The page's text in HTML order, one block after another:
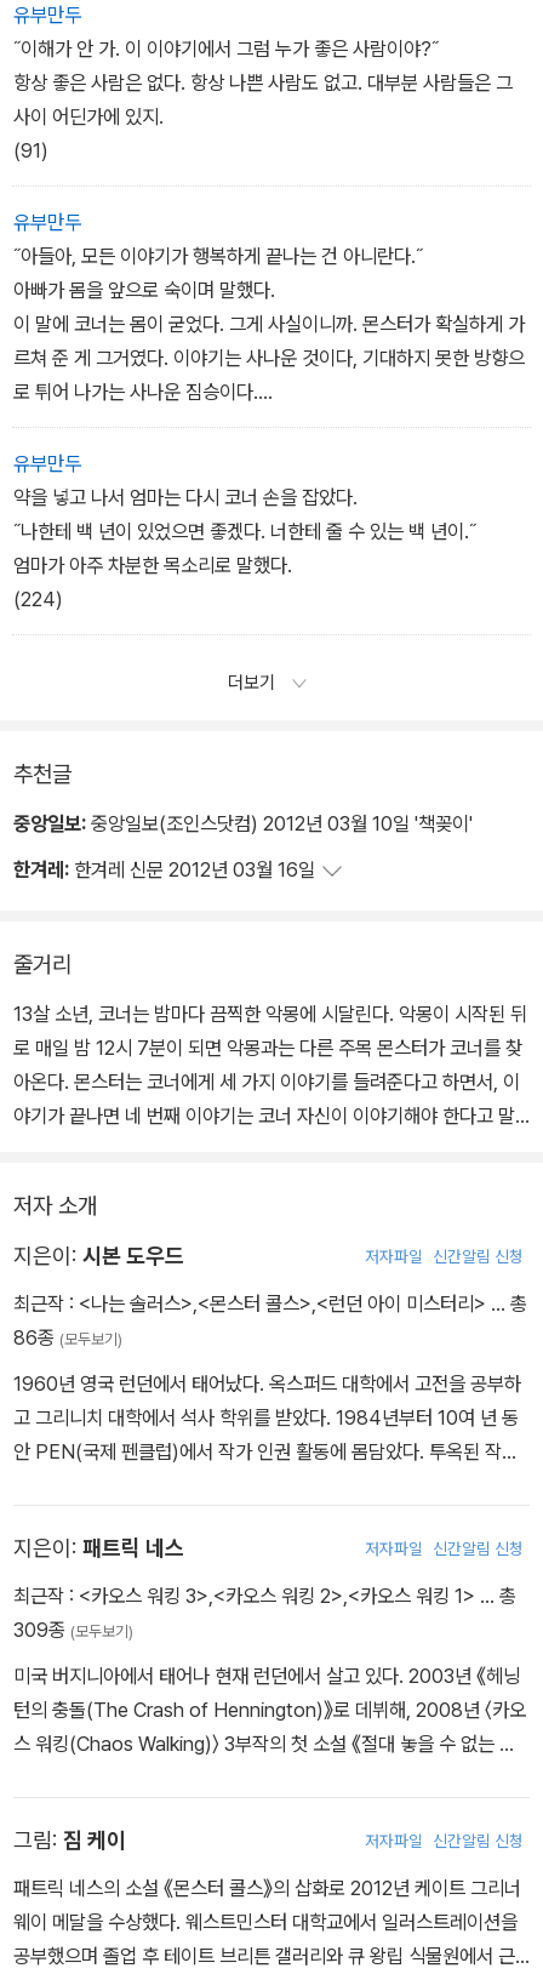
유부만두
˝이해가 안 가. 이 이야기에서 그럼 누가 좋은 사람이야?˝
항상 좋은 사람은 없다. 항상 나쁜 사람도 없고. 대부분 사람들은 그
사이 어딘가에 있지.
(91)
유부만두
˝아들아, 모든 이야기가 행복하게 끝나는 건 아니란다.˝
아빠가 몸을 앞으로 숙이며 말했다.
이 말에 코너는 몸이 굳었다. 그게 사실이니까. 몬스터가 확실하게 가
르쳐 준 게 그거였다. 이야기는 사나운 것이다, 기대하지 못한 방향으
로 튀어 나가는 사나운 짐승이다.
(180)
유부만두
약을 넣고 나서 엄마는 다시 코너 손을 잡았다.
˝나한테 백 년이 있었으면 좋겠다. 너한테 줄 수 있는 백 년이.˝
엄마가 아주 차분한 목소리로 말했다.
(224)
더보기
추천글
중앙일보: 중앙일보(조인스닷컴) 2012년 03월 10일 '책꽂이'
한겨레: 한겨레 신문 2012년 03월 16일
줄거리
13살 소년, 코너는 밤마다 끔찍한 악몽에 시달린다. 악몽이 시작된 뒤
로 매일 밤 12시 7분이 되면 악몽과는 다른 주목 몬스터가 코너를 찾
아온다. 몬스터는 코너에게 세 가지 이야기를 들려준다고 하면서, 이
야기가 끝나면 네 번째 이야기는 코너 자신이 이야기해야 한다고 말
간을 보내고 있다. 외롭고 지쳐 있는 코너 앞에 나타난 몬스터는 코너
를 공포에 몰아넣거나 코너 엄마를 치료해 주러 온 게 아니라, 다만 코
너에게 몬스터가 들려주는 이야기는 모순적이고 복잡하다. 하지만 코
너는 몬스터의 이야기를 통해 자기 마음속 깊은 곳에 숨겨 둔 진실을
인정하게 된다. 엄마가 떠나 모든 고통이 끝나기를 바랐던 마음. 코너
는 그제야 엄마를 진정으로 떠나보낼 수 있게 된다.
저자 소개
지은이: 시본 도우드 저자파일 신간알림 신청
최근작 : <나는 솔러스> <몬스터 콜스> <런던 아이 미스터리> … 총
86종 (모두보기)
1960년 영국 런던에서 태어났다. 옥스퍼드 대학에서 고전을 공부하
고 그리니치 대학에서 석사 학위를 받았다. 1984년부터 10여 년 동
안 PEN(국제 펜클럽)에서 작가 인권 활동에 몸담았다. 투옥된 작가
활동하며 감옥, 소년원 등의 소외 계층을 찾아가 다양한 독서 프로젝
트를 진행했다. 2004년, 옥스퍼드셔의 아동권리위원회 부위원장을
맡으면서부터 본격적인 창작 활동을 시작했고, 아동 및 청소년을 위
드의 네 번째 소설로 2010년 비스토 북 명예상을 수상했다. 그녀의
첫 소설 『스위프트 퓨어 크라이』는 2007년 밴포드 보어즈 상과 엘리
스 딜론 상을 수상했다. 두 번째 소설 『런던 아이 미스터리』는 2007
의 비스토 북 상을 수상했다. 세 번째 작품인 『그래도 죽지 마』로 20
09년 카네기 메달을 수상해, 사후에 카네기 메달을 수상한 첫 작가가
되었다. 이외에도 그녀가 기획한 『몬스터 콜스』도 독자들의 많은 사
랑을 받았다. 시본 도우드는 2007년 8월에 암으로 세상을 떠나기 전
‘시본 도우드 트러스트(www.siobhandowdtrust.com)’를 설립하
지은이: 패트릭 네스 저자파일 신간알림 신청
최근작 : <카오스 워킹 3> <카오스 워킹 2> <카오스 워킹 1> … 총
309종 (모두보기)
미국 버지니아에서 태어나 현재 런던에서 살고 있다. 2003년 《헤닝
턴의 충돌(The Crash of Hennington)》로 데뷔해, 2008년 〈카오
스 워킹(Chaos Walking)〉 3부작의 첫 소설 《절대 놓을 수 없는 칼
《인간이라는 괴물(Monsters of Men)》을 발표했으며, 이 3부작으
로 〈가디언 문학상〉, 〈북트러스트 틴에이지 프라이즈〉, 〈코스타 어워
드〉, 〈카네기 메달〉 등 다수의 상을 수상했다. 〈카오스 워킹〉은 라이온
스게이트 영화사를 통해 영화화되어 2020년 개봉 예정에 있다. 총 9
그림: 짐 케이 저자파일 신간알림 신청
패트릭 네스의 소설 《몬스터 콜스》의 삽화로 2012년 케이트 그리너
웨이 메달을 수상했다. 웨스트민스터 대학교에서 일러스트레이션을
공부했으며 졸업 후 테이트 브리튼 갤러리와 큐 왕립 식물원에서 근